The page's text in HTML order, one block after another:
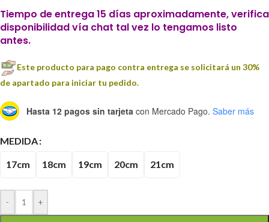
Tiempo de entrega 15 días aproximadamente, verifica
disponibilidad vía chat tal vez lo tengamos listo
antes.
Este producto para pago contra entrega se solicitará un 30%
de apartado para iniciar tu pedido.
Hasta 12 pagos sin tarjeta con Mercado Pago. Saber más
MEDIDA
17cm 18cm 19cm 20cm 21cm
- +